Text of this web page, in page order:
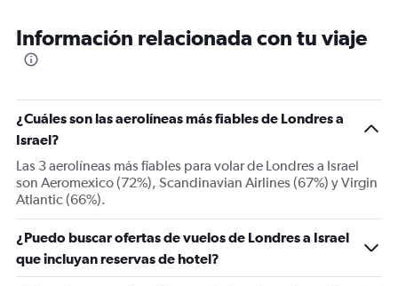
6
categories.
The
has
2
Y
displaying
Avg.
Price
and
Number
of
flights.
Información relacionada con tu viaje
¿Cuáles son las aerolíneas más fiables de Londres a
Israel?
Las 3 aerolíneas más fiables para volar de Londres a Israel
son Aeromexico (72%), Scandinavian Airlines (67%) y Virgin
Atlantic (66%).
¿Puedo buscar ofertas de vuelos de Londres a Israel
que incluyan reservas de hotel?